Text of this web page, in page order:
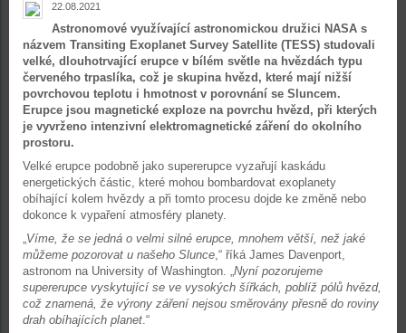
22.08.2021
Astronomové využívající astronomickou družici NASA s
názvem Transiting Exoplanet Survey Satellite (TESS) studovali
velké, dlouhotrvající erupce v bílém světle na hvězdách typu
červeného trpaslíka, což je skupina hvězd, které mají nižší
povrchovou teplotu i hmotnost v porovnání se Sluncem.
Erupce jsou magnetické exploze na povrchu hvězd, při kterých
je vyvrženo intenzivní elektromagnetické záření do okolního
prostoru.
Velké erupce podobně jako supererupce vyzařují kaskádu
energetických částic, které mohou bombardovat exoplanety
obíhající kolem hvězdy a při tomto procesu dojde ke změně nebo
dokonce k vypaření atmosféry planety.
„Víme, že se jedná o velmi silné erupce, mnohem větší, než jaké
můžeme pozorovat u našeho Slunce,“ říká James Davenport,
astronom na University of Washington. „Nyní pozorujeme
supererupce vyskytující se ve vysokých šířkách, poblíž pólů hvězd,
což znamená, že výrony záření nejsou směrovány přesně do roviny
drah obíhajících planet.“